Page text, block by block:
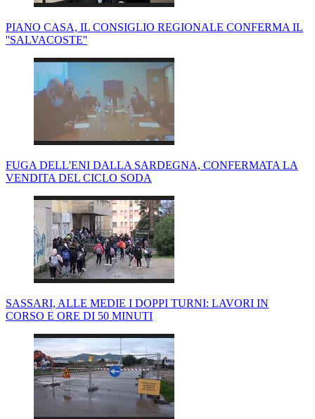
PIANO CASA, IL CONSIGLIO REGIONALE CONFERMA IL
''SALVACOSTE''
FUGA DELL'ENI DALLA SARDEGNA, CONFERMATA LA
VENDITA DEL CICLO SODA
SASSARI, ALLE MEDIE I DOPPI TURNI: LAVORI IN
CORSO E ORE DI 50 MINUTI